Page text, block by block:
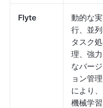
Flyte
動的な実
行、並列
タスク処
理、強力
なバージ
ョン管理
により、
機械学習